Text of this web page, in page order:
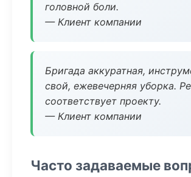
головной боли.
— Клиент компании
Бригада аккуратная,
свой, ежевечерняя уборка.
соответствует проекту.
— Клиент компании
Часто задаваемые